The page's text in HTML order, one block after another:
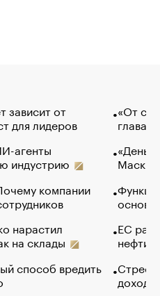
зависит от
для лидеров
агенты
индустрию
компании
нарастил
на склады
способ вредить
«От
глава
Маск в
основ
ЕС
нефти